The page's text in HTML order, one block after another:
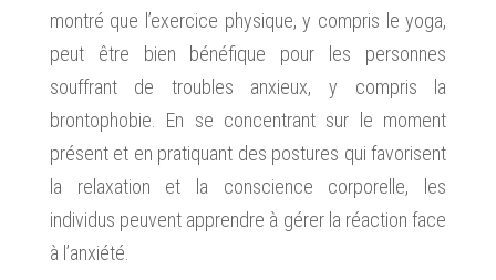
montré que l’exercice physique, y compris le yoga,
peut être bien bénéfique pour les personnes
souffrant de troubles anxieux, y compris la
brontophobie. En se concentrant sur le moment
présent et en pratiquant des postures qui favorisent
la relaxation et la conscience corporelle, les
individus peuvent apprendre à gérer la réaction face
à l’anxiété.